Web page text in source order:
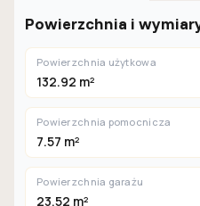
Powierzchnia i
Powierzchnia użytkowa
132.92 m²
Powierzchnia pomocnicza
7.57 m²
Powierzchnia garażu
23.52 m²